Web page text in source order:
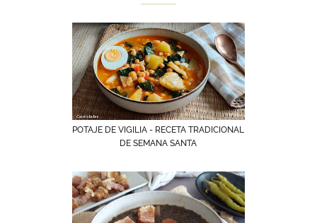
POTAJE DE VIGILIA - RECETA TRADICIONAL
DE SEMANA SANTA